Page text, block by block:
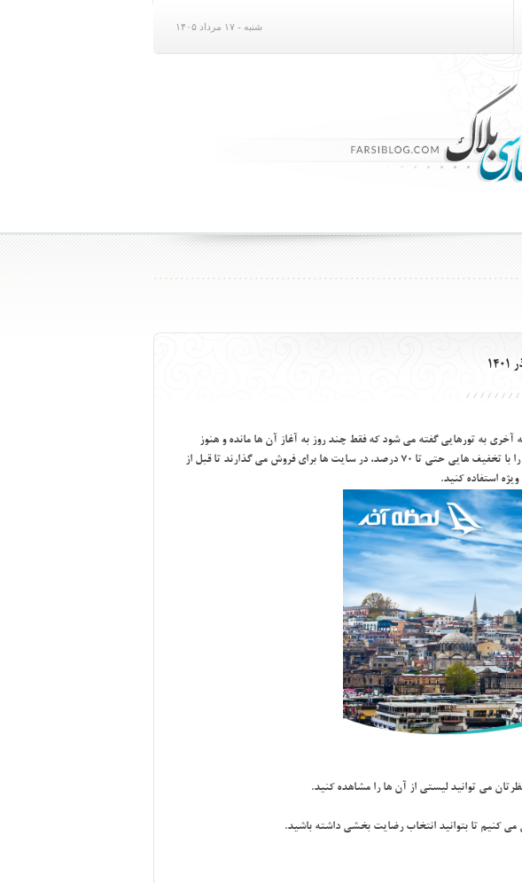
شنبه - ۱۷ مرداد ۱۴۰۵
به تورهايي گفته مي شود كه فقط چند روز به آغاز آن ها مانده و هنوز
تكميل ظرفيت نشده اند. مسئولاني كه اين تورها را برگزار مي كنند براي پيشگيري از ضرر و پر كردن ظرفيت تور، آن ها را با تخفيف هايي حتي تا ۷۰ درصد، در سايت ها براي فروش مي گذارند تا قبل از
ويژه استفاده كنيد.
مي توانيد ليستي از آن ها را مشاهده كنيد.
مي كنيم تا بتوانيد انتخاب رضايت بخشي داشته باشيد.